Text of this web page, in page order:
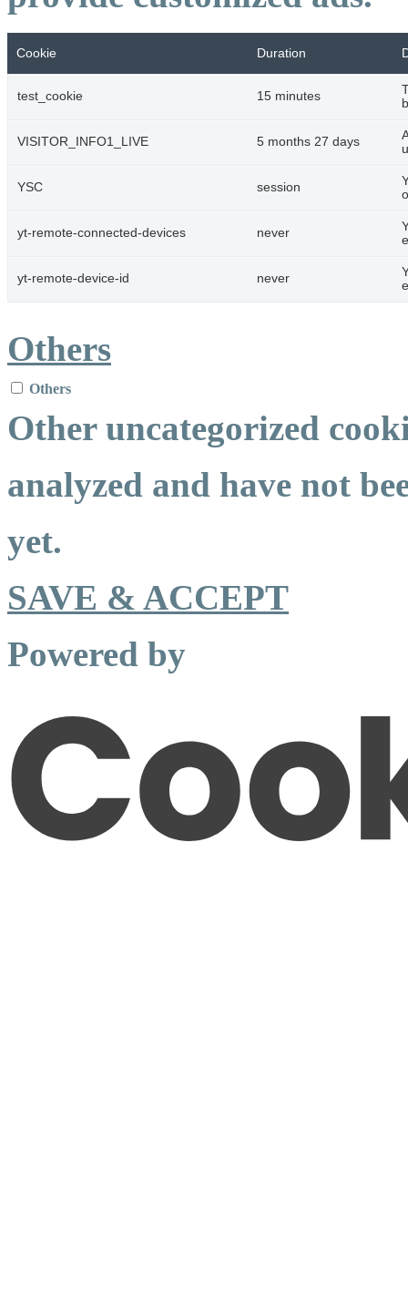
Cookie Duration
test_cookie 15 minutes
VISITOR_INFO1_LIVE 5 months 27 days
YSC session
yt-remote-connected-devices never
yt-remote-device-id never
Others
Others
Other uncategorized
analyzed and have not
yet.
SAVE & ACCEPT
Powered by